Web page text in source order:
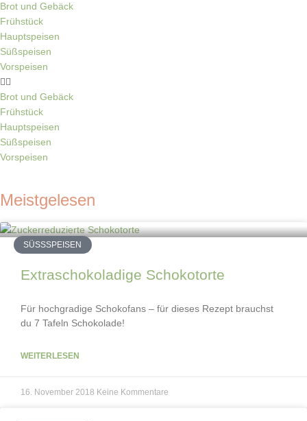
Brot und Gebäck
Frühstück
Hauptspeisen
Süßspeisen
Vorspeisen
Brot und Gebäck
Frühstück
Hauptspeisen
Süßspeisen
Vorspeisen
Meistgelesen
SÜSSSPEISEN
Extraschokoladige Schokotorte
Für hochgradige Schokofans – für dieses Rezept brauchst
du 7 Tafeln Schokolade!
WEITERLESEN
16. November 2018 Keine Kommentare